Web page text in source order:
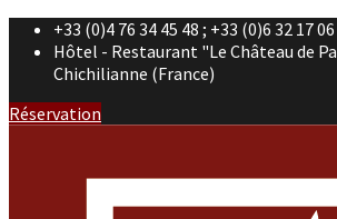
+33 (0)4 76 34 45 48 ; +33 (0)6 32 17
Hôtel - Restaurant "Le Château de
Chichilianne (France)
Réservation